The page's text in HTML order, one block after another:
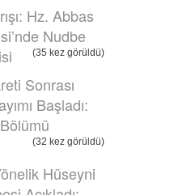
Hz. Abbas
Nudbe
(35 kez görüldü)
Sonrası
Başladı:
(32 kez görüldü)
Hüseyni